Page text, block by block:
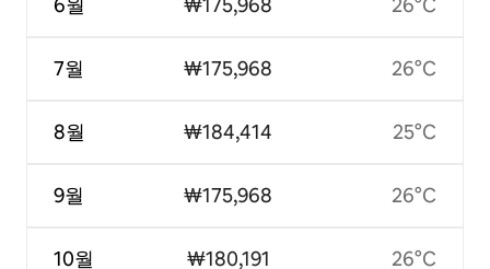
7월
8월
9월
10월
₩175,968
₩184,414
₩175,968
₩180,191
26°C
25°C
26°C
26°C